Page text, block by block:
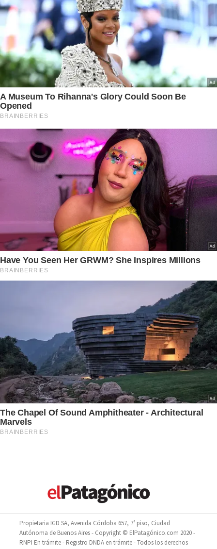
Propietaria IGD SA, Avenida Córdoba 657, 7° piso, Ciudad
Autónoma de Buenos Aires - Copyright © ElPatagónico.com 2020 -
RNPI En trámite - Registro DNDA en trámite - Todos los derechos